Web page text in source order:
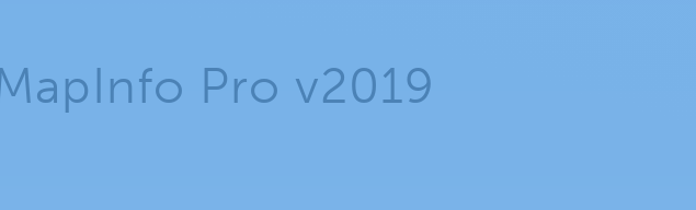
Pro v2019